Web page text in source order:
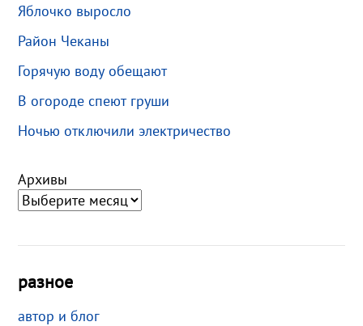
Яблочко выросло
Район Чеканы
Горячую воду обещают
В огороде спеют груши
Ночью отключили электричество
Архивы
разное
автор и блог